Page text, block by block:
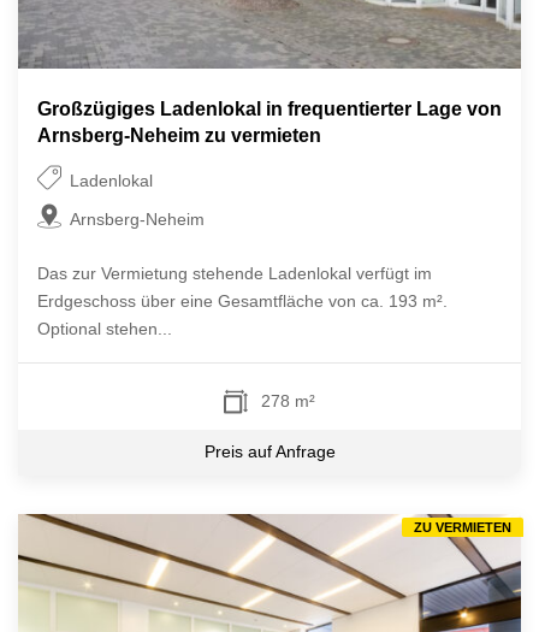
Großzügiges Ladenlokal in frequentierter Lage von
Arnsberg-Neheim zu vermieten
Ladenlokal
Arnsberg-Neheim
Das zur Vermietung stehende Ladenlokal verfügt im
Erdgeschoss über eine Gesamtfläche von ca. 193 m².
Optional stehen...
278 m²
Preis auf Anfrage
ZU VERMIETEN